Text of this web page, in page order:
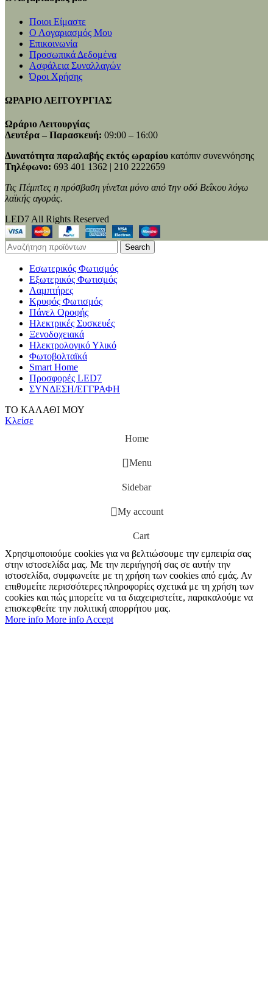
Ποιοι Είμαστε
Ο Λογαριασμός Μου
Επικοινωνία
Προσωπικά Δεδομένα
Ασφάλεια Συναλλαγών
Όροι Χρήσης
ΩΡΑΡΙΟ ΛΕΙΤΟΥΡΓΙΑΣ
Ωράριο Λειτουργίας
Δευτέρα – Παρασκευή: 09:00 – 16:00
Δυνατότητα παραλαβής εκτός ωραρίου κατόπιν συνεννόησης
Τηλέφωνο: 693 401 1362 | 210 2222659
Τις Πέμπτες η πρόσβαση γίνεται μόνο από την οδό Βεΐκου λόγω
λαϊκής αγοράς.
LED7 All Rights Reserved
Search
Εσωτερικός Φωτισμός
Εξωτερικός Φωτισμός
Λαμπτήρες
Κρυφός Φωτισμός
Πάνελ Οροφής
Ηλεκτρικές Συσκευές
Ξενοδοχειακά
Ηλεκτρολογικό Υλικό
Φωτοβολταϊκά
Smart Home
Προσφορές LED7
ΣΥΝΔΕΣΗ/ΕΓΓΡΑΦΗ
ΤΟ ΚΑΛΑΘΙ ΜΟΥ
Κλείσε
Home
Menu
Sidebar
My account
Cart
Χρησιμοποιούμε cookies για να βελτιώσουμε την εμπειρία σας
στην ιστοσελίδα μας. Με την περιήγησή σας σε αυτήν την
ιστοσελίδα, συμφωνείτε με τη χρήση των cookies από εμάς. Αν
επιθυμείτε περισσότερες πληροφορίες σχετικά με τη χρήση των
cookies και πώς μπορείτε να τα διαχειριστείτε, παρακαλούμε να
επισκεφθείτε την πολιτική απορρήτου μας.
More info More info Accept